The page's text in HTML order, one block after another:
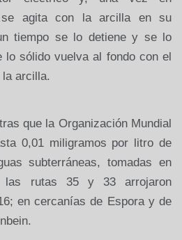
se agita con la arcilla en su
tiempo se lo detiene y se lo
lo sólido vuelva al fondo con el
arcilla.
que la Organización Mundial
0,01 miligramos por litro de
subterráneas, tomadas en
las rutas 35 y 33 arrojaron
en cercanías de Espora y de